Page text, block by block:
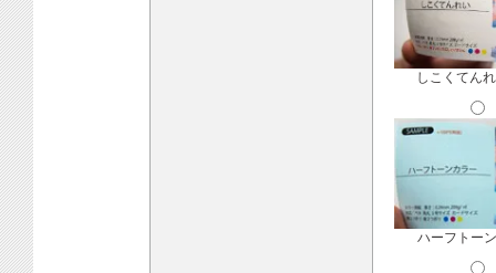
しこくてん
ハーフトー